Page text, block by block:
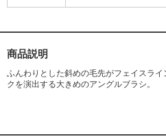
商品説明
ふんわりとした斜めの毛先がフェイスラ
クを演出する大きめのアングルブラシ。